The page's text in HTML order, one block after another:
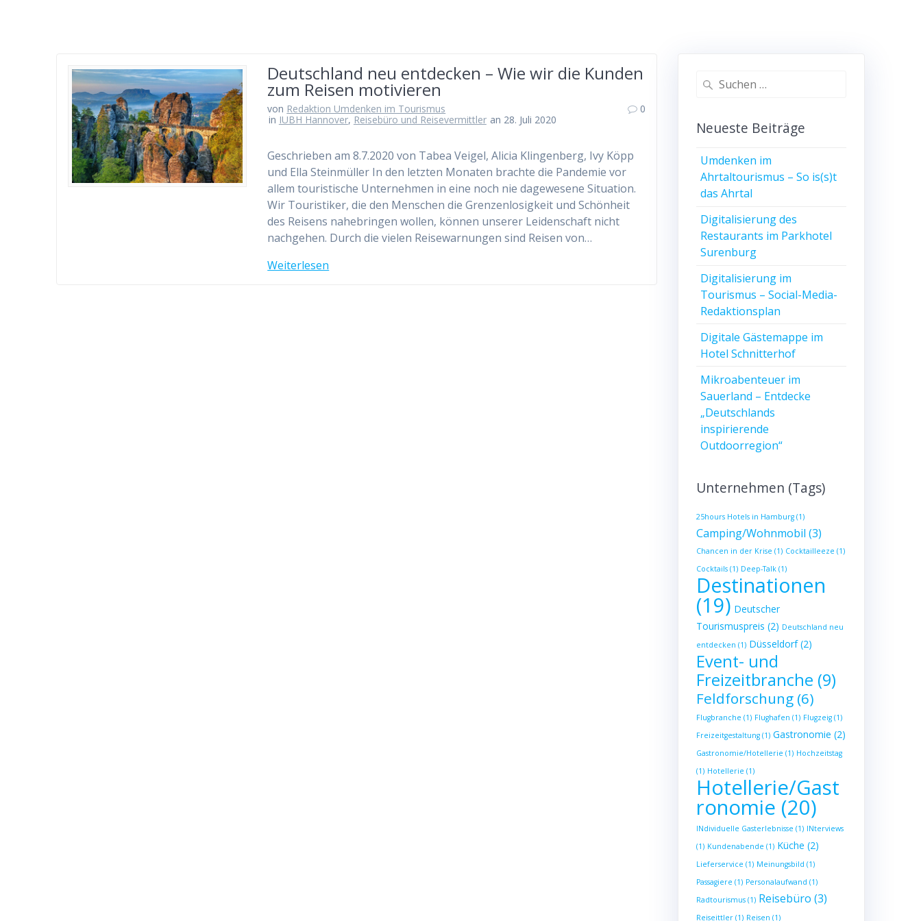
Deutschland neu entdecken – Wie wir die Kunden
zum Reisen motivieren
von Redaktion Umdenken im Tourismus
in IUBH Hannover, Reisebüro und Reisevermittler an 28. Juli 2020
0
Geschrieben am 8.7.2020 von Tabea Veigel, Alicia Klingenberg, Ivy Köpp
und Ella Steinmüller In den letzten Monaten brachte die Pandemie vor
allem touristische Unternehmen in eine noch nie dagewesene Situation.
Wir Touristiker, die den Menschen die Grenzenlosigkeit und Schönheit
des Reisens nahebringen wollen, können unserer Leidenschaft nicht
nachgehen. Durch die vielen Reisewarnungen sind Reisen von…
Weiterlesen
Suchen
Neueste Beiträge
Umdenken im
Ahrtaltourismus – So is(s)t
das Ahrtal
Digitalisierung des
Restaurants im Parkhotel
Surenburg
Digitalisierung im
Tourismus – Social-Media-
Redaktionsplan
Digitale Gästemappe im
Hotel Schnitterhof
Mikroabenteuer im
Sauerland – Entdecke
„Deutschlands
inspirierende
Outdoorregion“
Unternehmen (Tags)
25hours Hotels in Hamburg(1)
Camping/Wohnmobil(3)
Chancen in der Krise (1) Cocktailleeze (1)
Cocktails(1) Deep-Talk(1)
Destinationen
(19) Deutscher
Tourismuspreis (2) Deutschland neu
entdecken (1) Düsseldorf(2)
Event- und
Freizeitbranche (9)
Feldforschung(6)
Flugbranche (1) Flughafen (1) Flugzeig(1)
Freizeitgestaltung(1) Gastronomie (2)
Gastronomie/Hotellerie (1) Hochzeitstag
(1) Hotellerie (1)
Hotellerie/Gast
ronomie (20)
INdividuelle Gasterlebnisse (1) INterviews
(1) Kundenabende (1) Küche (2)
Lieferservice (1) Meinungsbild (1)
Passagiere (1) Personalaufwand (1)
Radtourismus(1) Reisebüro (3)
Reiseittler(1) Reisen (1)